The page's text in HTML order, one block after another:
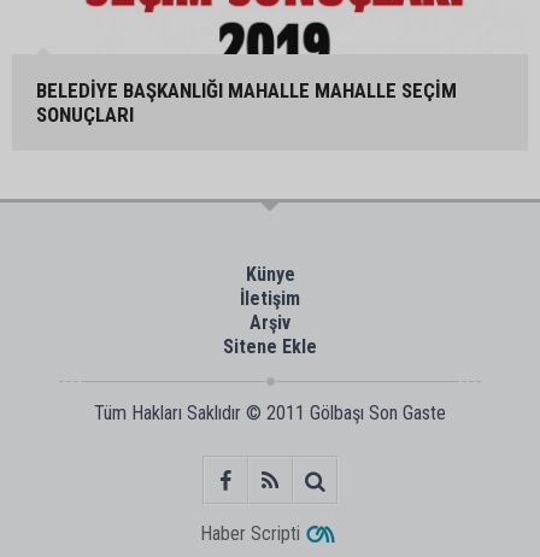
BELEDİYE BAŞKANLIĞI MAHALLE MAHALLE SEÇİM
SONUÇLARI
Künye
İletişim
Arşiv
Sitene Ekle
Tüm Hakları Saklıdır © 2011 Gölbaşı Son Gaste
Haber Scripti